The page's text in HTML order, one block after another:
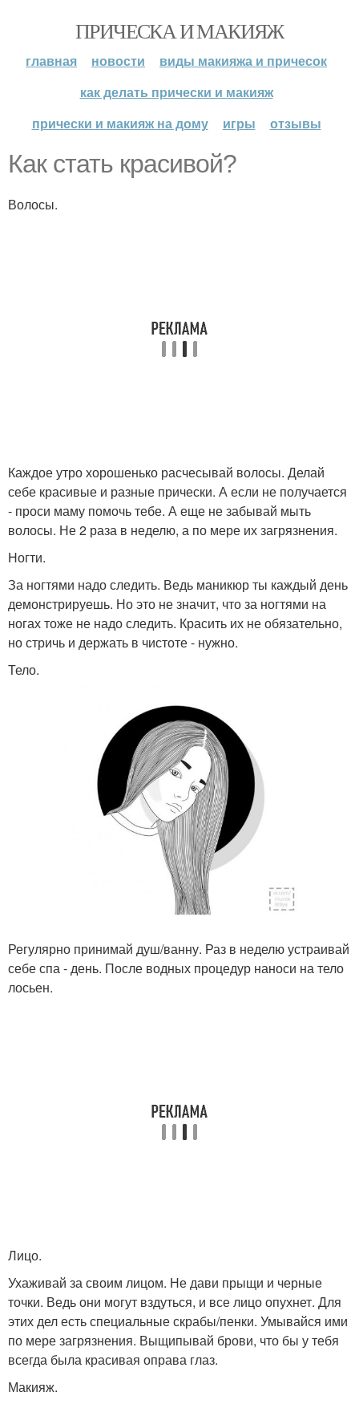
ПРИЧЕСКА И МАКИЯЖ
главная новости
виды макияжа и причесок
как делать прически и макияж
прически и макияж на дому
игры отзывы
Как стать красивой?
Волосы.
Каждое утро хорошенько расчесывай волосы. Делай
себе красивые и разные прически. А если не получается
- проси маму помочь тебе. А еще не забывай мыть
волосы. Не 2 раза в неделю, а по мере их загрязнения.
Ногти.
За ногтями надо следить. Ведь маникюр ты каждый день
демонстрируешь. Но это не значит, что за ногтями на
ногах тоже не надо следить. Красить их не обязательно,
но стричь и держать в чистоте - нужно.
Тело.
Регулярно принимай душ/ванну. Раз в неделю устраивай
себе спа - день. После водных процедур наноси на тело
лосьен.
Лицо.
Ухаживай за своим лицом. Не дави прыщи и черные
точки. Ведь они могут вздуться, и все лицо опухнет. Для
этих дел есть специальные скрабы/пенки. Умывайся ими
по мере загрязнения. Выщипывай брови, что бы у тебя
всегда была красивая оправа глаз.
Макияж.